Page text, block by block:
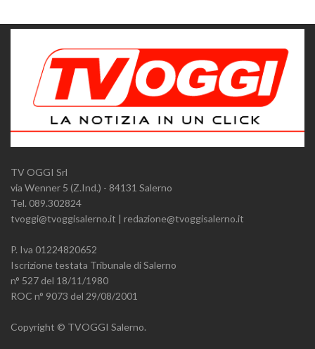
TV OGGI Srl
via Wenner 5 (Z.Ind.) - 84131 Salerno
Tel. 089.302824
tvoggi@tvoggisalerno.it | redazione@tvoggisalerno.it
P. Iva 01224820652
Iscrizione testata Tribunale di Salerno
n° 527 del 18/11/1980
ROC n° 9073 del 29/08/2001
Copyright © TVOGGI Salerno.